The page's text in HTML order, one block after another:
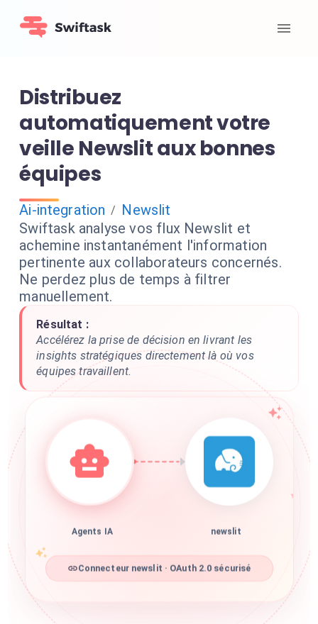
Distribuez
automatiquement votre
veille Newslit aux bonnes
équipes
Ai-integration / Newslit
Swiftask analyse vos flux Newslit et
achemine instantanément l'information
pertinente aux collaborateurs concernés.
Ne perdez plus de temps à filtrer
manuellement.
Résultat :
Accélérez la prise de décision en livrant les
insights stratégiques directement là où vos
équipes travaillent.
Agents IA newslit
Connecteur newslit · OAuth 2.0 sécurisé